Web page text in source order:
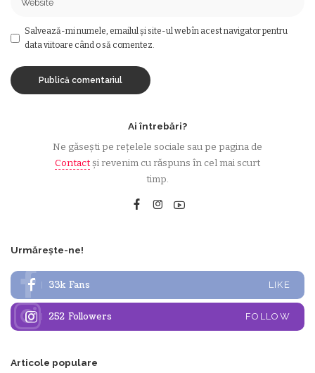
Salvează-mi numele, emailul și site-ul web în acest navigator pentru
data viitoare când o să comentez.
Ai întrebări?
Ne găsești pe rețelele sociale sau pe pagina de
Contactși revenim cu răspuns în cel mai scurt
timp.
Urmărește-ne!
33k Fans LIKE
252 Followers FOLLOW
Articole populare